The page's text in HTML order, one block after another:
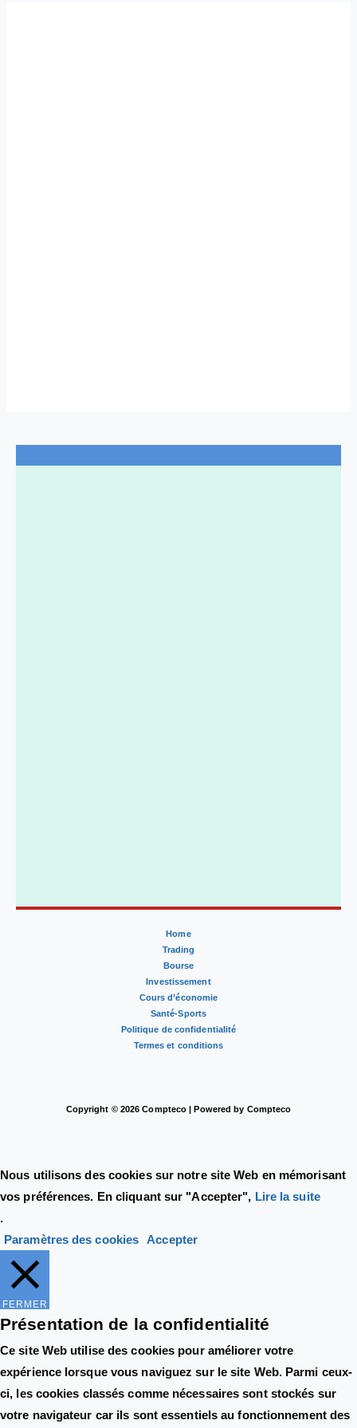
Home
Trading
Bourse
Investissement
Cours d’économie
Santé-Sports
Politique de confidentialité
Termes et conditions
Copyright © 2026 Compteco | Powered by Compteco
Nous utilisons des cookies sur notre site Web en mémorisant
vos préférences. En cliquant sur "Accepter", Lire la suite
.
Paramètres des cookies
Accepter
FERMER
Présentation de la confidentialité
Ce site Web utilise des cookies pour améliorer votre
expérience lorsque vous naviguez sur le site Web. Parmi ceux-
ci, les cookies classés comme nécessaires sont stockés sur
votre navigateur car ils sont essentiels au fonctionnement des